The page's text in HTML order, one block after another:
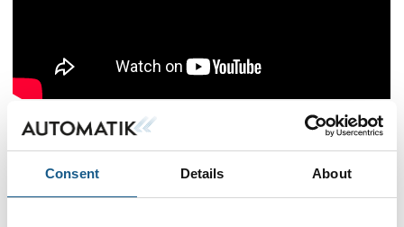
Consent Details About
Flere produkter fra Tormatic AS